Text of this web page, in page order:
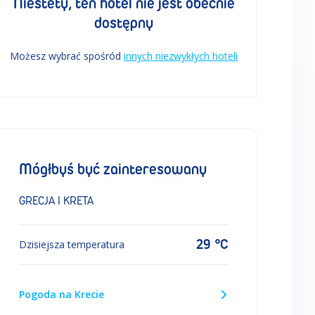
Niestety, ten hotel nie jest obecnie
dostępny
Możesz wybrać spośród innych niezwykłych hoteli
Mógłbyś być zainteresowany
GRECJA I KRETA
Dzisiejsza temperatura 29 °C
Pogoda na Krecie